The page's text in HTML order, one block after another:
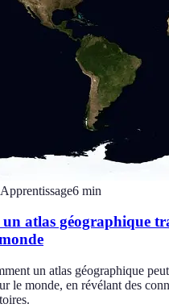
6 min
atlas géographique
un atlas géographique
le monde, en révélant des